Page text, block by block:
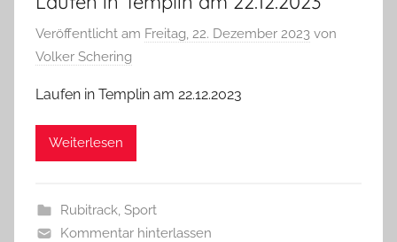
Veröffentlicht am Freitag, 22. Dezember 2023 von
Volker Schering
Laufen in Templin am 22.12.2023
Weiterlesen
Rubitrack, Sport
Kommentar hinterlassen